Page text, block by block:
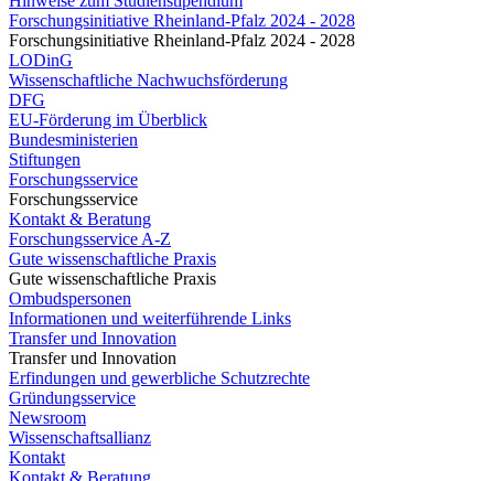
Forschungsinitiative Rheinland-Pfalz 2024 - 2028
Forschungsinitiative Rheinland-Pfalz 2024 - 2028
LODinG
Wissenschaftliche Nachwuchsförderung
DFG
EU-Förderung im Überblick
Bundesministerien
Stiftungen
Forschungsservice
Forschungsservice
Kontakt & Beratung
Forschungsservice A-Z
Gute wissenschaftliche Praxis
Gute wissenschaftliche Praxis
Ombudspersonen
Informationen und weiterführende Links
Transfer und Innovation
Transfer und Innovation
Erfindungen und gewerbliche Schutzrechte
Gründungsservice
Newsroom
Wissenschaftsallianz
Kontakt
Kontakt & Beratung